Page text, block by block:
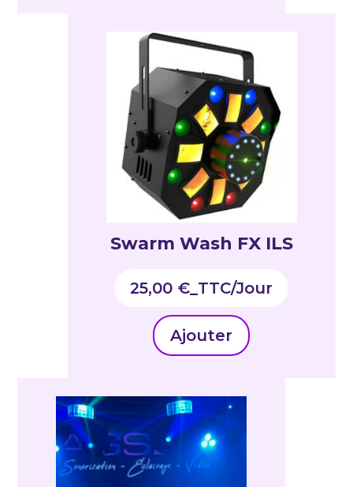
Swarm Wash FX ILS
25,00 €_TTC
Ajouter